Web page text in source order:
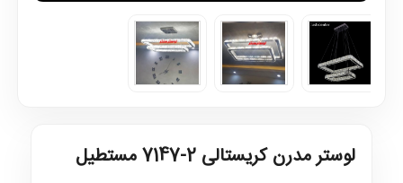
لوستر مدرن کریستالی 2-7147 مستطیل